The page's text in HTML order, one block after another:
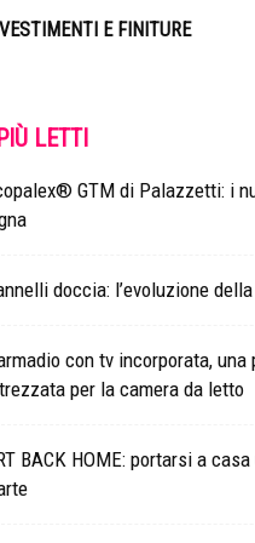
E FINITURE
LETTI
GTM di Palazzetti: i
doccia: l’evoluzione
con tv incorporata, una
per la camera da letto
BACK HOME: portarsi a